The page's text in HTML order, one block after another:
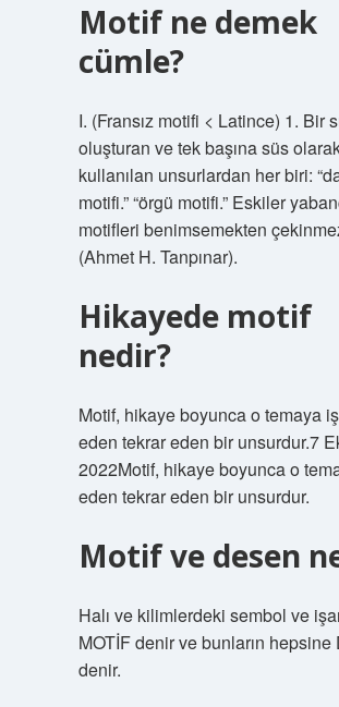
Motif ne demek
cümle?
I. (Fransız motifi < Latince) 1. Bir
oluşturan ve tek başına süs
kullanılan unsurlardan her biri:
motifi.” “örgü motifi.” Eskiler
motifleri benimsemekten
(Ahmet H. Tanpınar).
Hikayede motif
nedir?
Motif, hikaye boyunca o temaya
eden tekrar eden bir unsurdur.7
2022Motif, hikaye boyunca o
eden tekrar eden bir unsurdur.
Motif ve desen
Halı ve kilimlerdeki sembol ve
MOTİF denir ve bunların hepsine
denir.